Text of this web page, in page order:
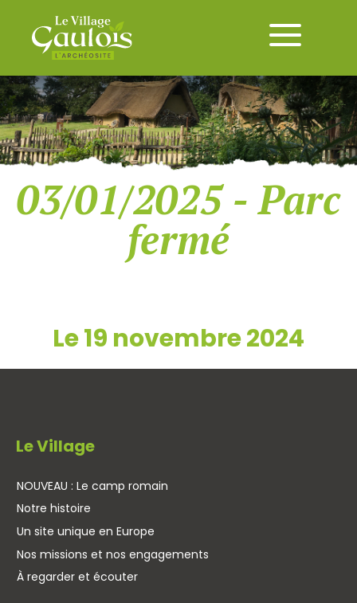
03/01/2025 - Parc
fermé
Le 19 novembre 2024
Le Village
NOUVEAU : Le camp romain
Notre histoire
Un site unique en Europe
Nos missions et nos engagements
À regarder et écouter